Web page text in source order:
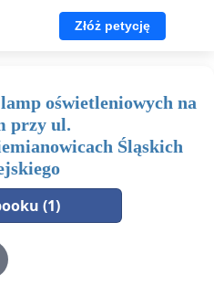
Złóż petycję
oświetleniowych na
przy ul.
Śląskich
(1)